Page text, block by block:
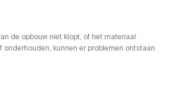
de opbouw niet klopt, of het materiaal
onderhouden, kunnen er problemen ontstaan